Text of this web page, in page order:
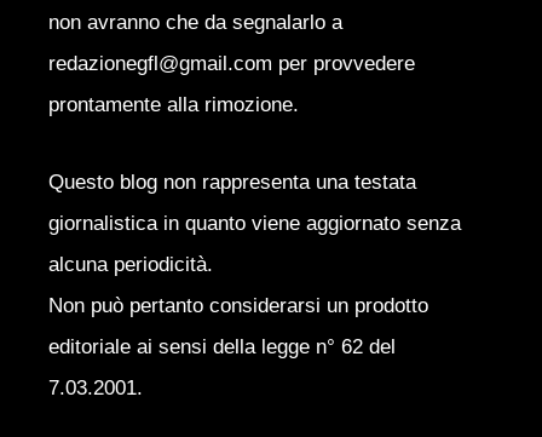
non avranno che da segnalarlo a
redazionegfl@gmail.com per provvedere
prontamente alla rimozione.
Questo blog non rappresenta una testata
giornalistica in quanto viene aggiornato senza
alcuna periodicità.
Non può pertanto considerarsi un prodotto
editoriale ai sensi della legge n° 62 del
7.03.2001.